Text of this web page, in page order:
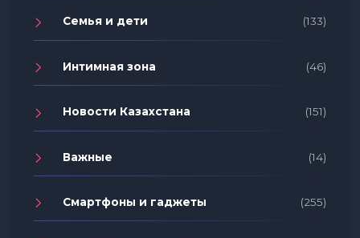
Семья и дети (133)
Интимная зона (46)
Новости Казахстана (151)
Важные (14)
Смартфоны и гаджеты (255)